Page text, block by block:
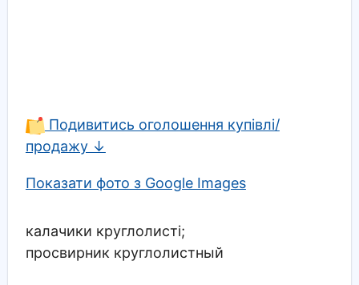
Подивитись оголошення купівлі/
продажу ↓
Показати фото з Google Images
калачики круглолисті;
просвирник круглолистный